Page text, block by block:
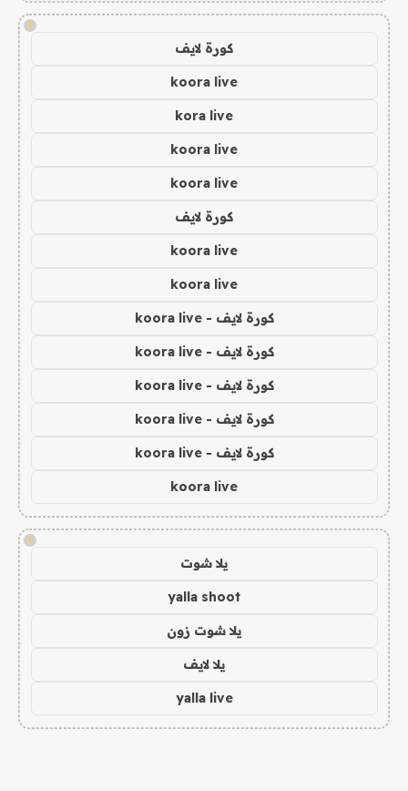
!
كورة لايف
koora live
kora live
koora live
koora live
كورة لايف
koora live
koora live
كورة لايف - koora live
كورة لايف - koora live
كورة لايف - koora live
كورة لايف - koora live
كورة لايف - koora live
koora live
!
يلا شوت
yalla shoot
يلا شوت زون
يلا لايف
yalla live